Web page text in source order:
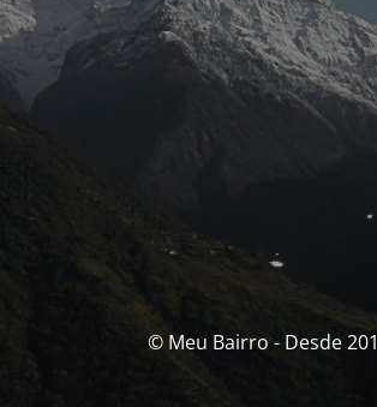
© Meu Bairro - Desde